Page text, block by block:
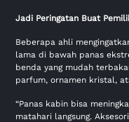
Jadi Peringatan Buat
Beberapa ahli
lama di bawah panas
benda yang mudah
parfum, ornamen kristal,
“Panas kabin bisa
matahari langsung.